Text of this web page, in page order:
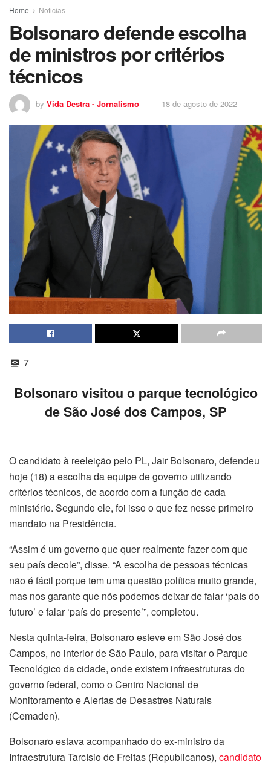
Home Noticias
Bolsonaro defende escolha
de ministros por critérios
técnicos
by Vida Destra - Jornalismo 18 de agosto de 2022
7
Bolsonaro visitou o parque tecnológico
de São José dos Campos, SP
O candidato à reeleição pelo PL, Jair Bolsonaro, defendeu
hoje (18) a escolha da equipe de governo utilizando
critérios técnicos, de acordo com a função de cada
ministério. Segundo ele, foi isso o que fez nesse primeiro
mandato na Presidência.
“Assim é um governo que quer realmente fazer com que
seu país decole”, disse. “A escolha de pessoas técnicas
não é fácil porque tem uma questão política muito grande,
mas nos garante que nós podemos deixar de falar ‘país do
futuro’ e falar ‘país do presente’”, completou.
Nesta quinta-feira, Bolsonaro esteve em São José dos
Campos, no interior de São Paulo, para visitar o Parque
Tecnológico da cidade, onde existem infraestruturas do
governo federal, como o Centro Nacional de
Monitoramento e Alertas de Desastres Naturais
(Cemaden).
Bolsonaro estava acompanhado do ex-ministro da
Infraestrutura Tarcísio de Freitas (Republicanos), candidato